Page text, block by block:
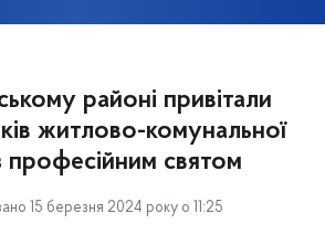
районі привітали
житлово-комунальної
професійним святом
15 березня 2024 року о 11:25